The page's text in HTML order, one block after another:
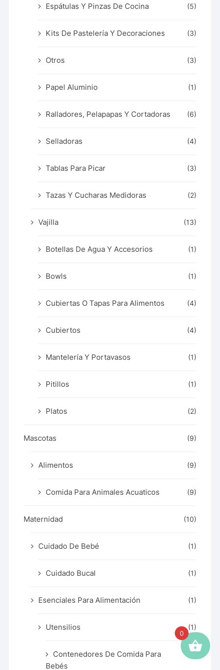
Espátulas Y Pinzas De Cocina (5)
Kits De Pastelería Y Decoraciones (3)
Otros (3)
Papel Aluminio (1)
Ralladores, Pelapapas Y Cortadoras (6)
Selladoras (4)
Tablas Para Picar (3)
Tazas Y Cucharas Medidoras (2)
Vajilla (13)
Botellas De Agua Y Accesorios (1)
Bowls (1)
Cubiertas O Tapas Para Alimentos (4)
Cubiertos (4)
Mantelería Y Portavasos (1)
Pitillos (1)
Platos (2)
Mascotas (9)
Alimentos (9)
Comida Para Animales Acuaticos (9)
Maternidad (10)
Cuidado De Bebé (1)
Cuidado Bucal (1)
Esenciales Para Alimentación (1)
Utensilios (1)
Contenedores De Comida Para
Bebés
0